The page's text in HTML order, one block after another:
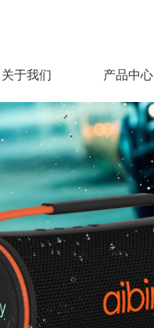
关于我们 产品中心